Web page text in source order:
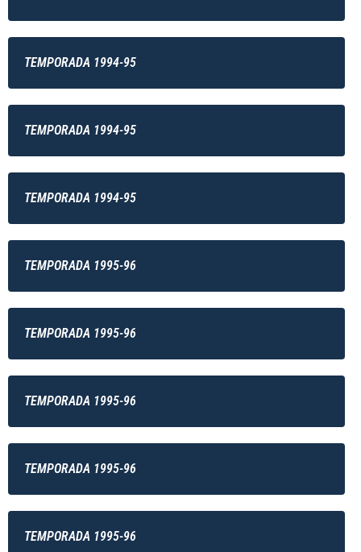
TEMPORADA 1994-95
TEMPORADA 1994-95
TEMPORADA 1994-95
TEMPORADA 1995-96
TEMPORADA 1995-96
TEMPORADA 1995-96
TEMPORADA 1995-96
TEMPORADA 1995-96